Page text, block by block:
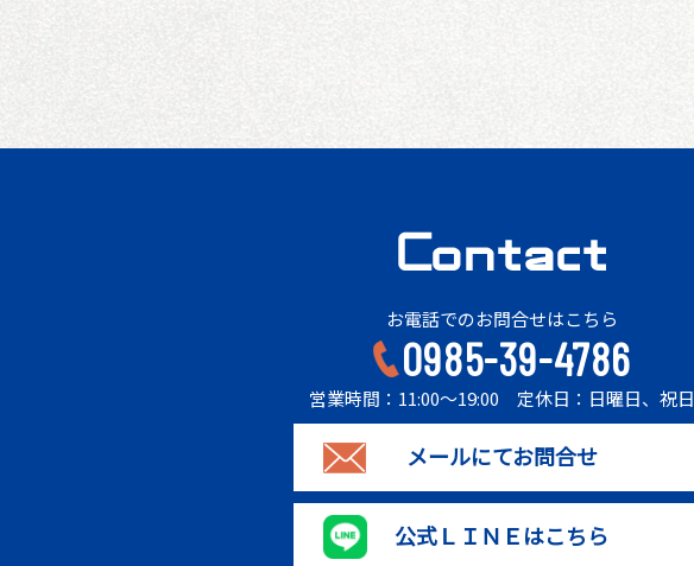
お電話でのお問合せはこちら
0985-39-4786
営業時間：11:00～19:00 定休日：日曜日、祝日
メールにてお問合せ
公式ＬＩＮＥはこちら